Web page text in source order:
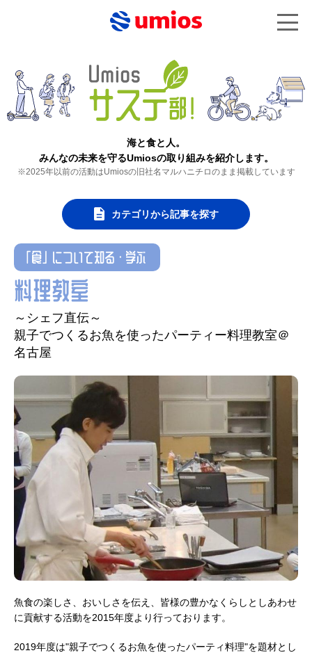
海と食と人。
みんなの未来を守るUmiosの取り組みを紹介します。
※2025年以前の活動はUmiosの旧社名マルハニチロのまま掲載しています
カテゴリから記事を探す
「食」について知る・学ぶ
料理教室
～シェフ直伝～
親子でつくるお魚を使ったパーティー料理教室＠
名古屋
魚食の楽しさ、おいしさを伝え、皆様の豊かなくらしとしあわせ
に貢献する活動を2015年度より行っております。
2019年度は"親子でつくるお魚を使ったパーティ料理"を題材とし